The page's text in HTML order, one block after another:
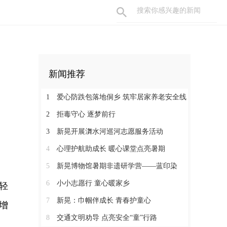
新闻推荐
1 爱心防跌包落地侗乡 筑牢居家养老安全线
2 拒毒守心 逐梦前行
3 新晃开展㵲水河巡河志愿服务活动
4 心理护航助成长 暖心课堂点亮暑期
5 新晃博物馆暑期非遗研学营——蓝印染
6 小小志愿行 童心暖家乡
7 新晃：巾帼伴成长 青春护童心
8 交通文明劝导 点亮安全“童”行路